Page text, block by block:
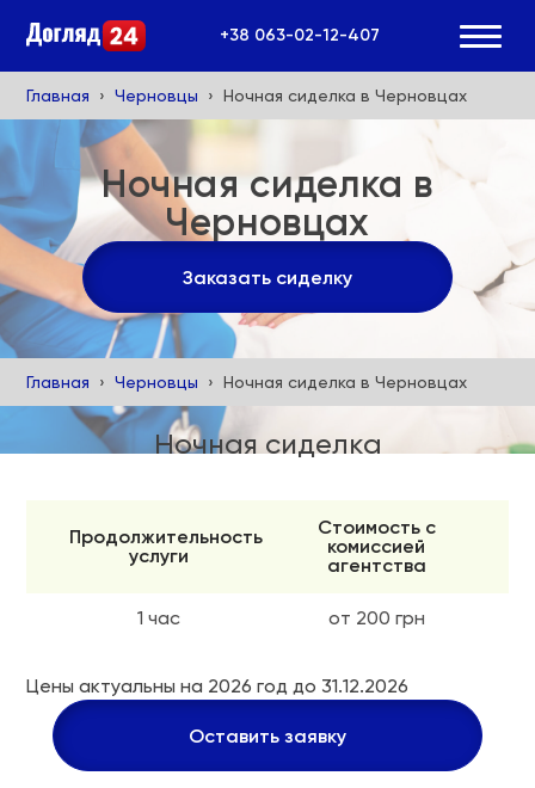
+38 063-02-12-407
Главная Черновцы Ночная сиделка в Черновцах
Ночная сиделка в
Черновцах
Заказать сиделку
Главная Черновцы Ночная сиделка в Черновцах
Ночная сиделка
Продолжительность
услуги
Стоимость с
комиссией
агентства
1 час от 200 грн
Цены актуальны на 2026 год до 31.12.2026
Оставить заявку